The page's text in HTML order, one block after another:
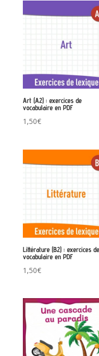
Art (A2) : exercices de
vocabulaire en PDF
1,50€
Littérature (B2) : exercices de
vocabulaire en PDF
1,50€